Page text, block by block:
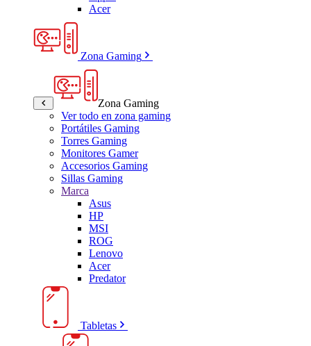
Acer
Zona Gaming
Zona Gaming
Ver todo en zona gaming
Portátiles Gaming
Torres Gaming
Monitores Gamer
Accesorios Gaming
Sillas Gaming
Marca
Asus
HP
MSI
ROG
Lenovo
Acer
Predator
Tabletas